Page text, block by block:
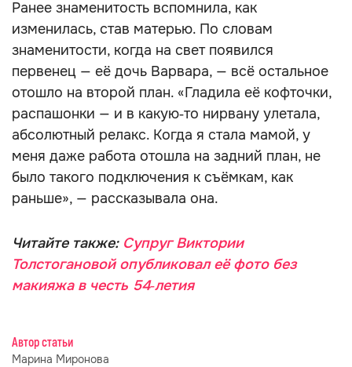
Ранее знаменитость вспомнила, как
изменилась, став матерью. По словам
знаменитости, когда на свет появился
первенец — её дочь Варвара, — всё остальное
отошло на второй план. «Гладила её кофточки,
распашонки — и в какую‑то нирвану улетала,
абсолютный релакс. Когда я стала мамой, у
меня даже работа отошла на задний план, не
было такого подключения к съёмкам, как
раньше», — рассказывала она.
Читайте также: Супруг Виктории
Толстогановой опубликовал её фото без
макияжа в честь 54‑летия
Автор статьи
Марина Миронова